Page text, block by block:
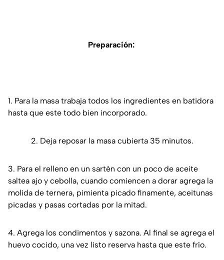
Preparación:
​1. ​Para la masa trabaja todos los ingredientes en batidora
hasta que este todo bien incorporado.
​2. ​Deja reposar la masa cubierta 35 minutos.
3.​ Para el relleno en un sartén con un poco de aceite
saltea ajo y cebolla, cuando comiencen a dorar agrega la
molida de ternera, pimienta picado finamente, aceitunas
picadas y pasas cortadas por la mitad.
​4.​ Agrega los condimentos y sazona. Al final se agrega el
huevo cocido, una vez listo reserva hasta que este frío.